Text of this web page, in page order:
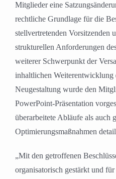
Mitglieder eine
rechtliche Grundlage für die
stellvertretenden Vorsitzenden
strukturellen Anforderungen
weiterer Schwerpunkt der
inhaltlichen Weiterentwicklung
Neugestaltung wurde den
PowerPoint-Präsentation
überarbeitete Abläufe als auch
Optimierungsmaßnahmen
„Mit den getroffenen
organisatorisch gestärkt und